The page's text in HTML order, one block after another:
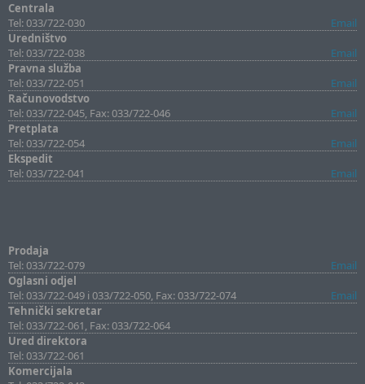
Centrala
Tel: 033/722-030
Email
Uredništvo
Tel: 033/722-038
Email
Pravna služba
Tel: 033/722-051
Email
Računovodstvo
Tel: 033/722-045, Fax: 033/722-046
Email
Pretplata
Tel: 033/722-054
Email
Ekspedit
Tel: 033/722-041
Email
Prodaja
Tel: 033/722-079
Email
Oglasni odjel
Tel: 033/722-049 i 033/722-050, Fax: 033/722-074
Email
Tehnički sekretar
Tel: 033/722-061, Fax: 033/722-064
Ured direktora
Tel: 033/722-061
Komercijala